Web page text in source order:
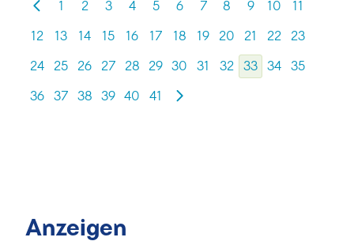
1 2 3 4 5 6 7 8 9 10 11
12 13 14 15 16 17 18 19 20 21 22 23
24 25 26 27 28 29 30 31 32 33 34 35
36 37 38 39 40 41
Anzeigen